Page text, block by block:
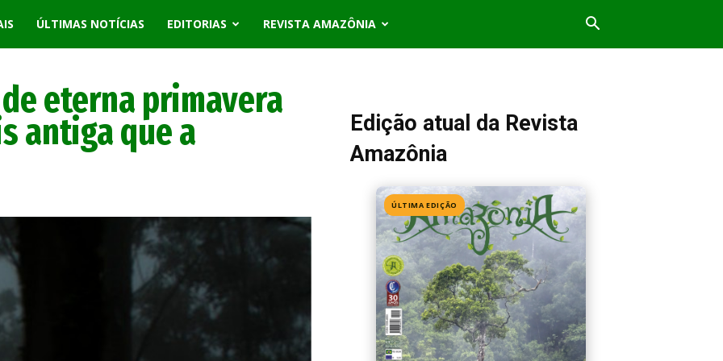
ÚLTIMAS NOTÍCIAS EDITORIAS REVISTA AMAZÔNIA
eterna primavera
antiga que a
Edição atual da Revista
Amazônia
ÚLTIMA EDIÇÃO